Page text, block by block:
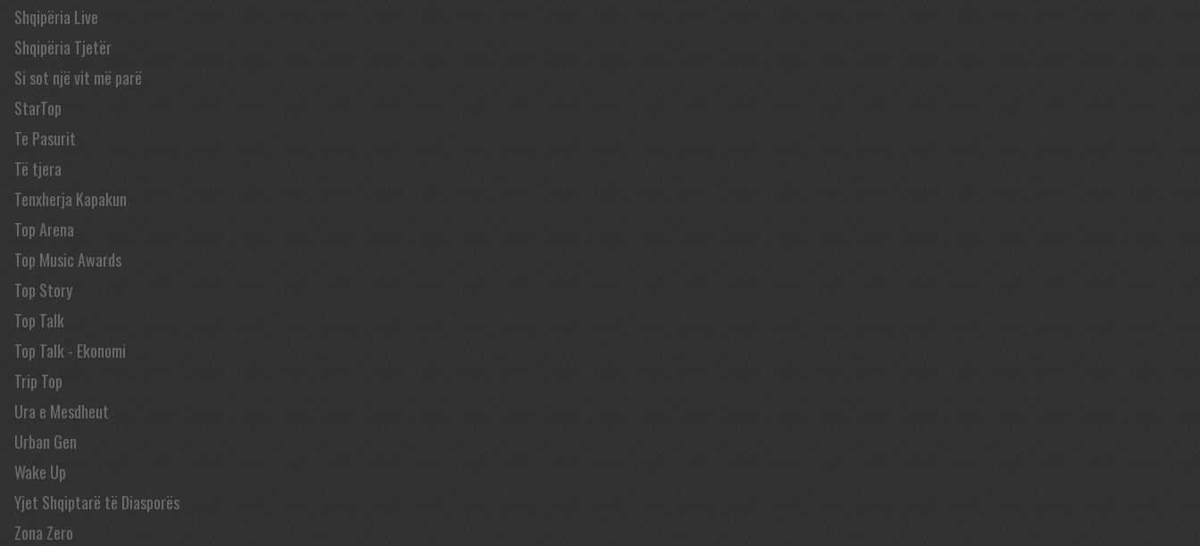
Shqipëria Live
Shqipëria Tjetër
Si sot një vit më parë
StarTop
Te Pasurit
Të tjera
Tenxherja Kapakun
Top Arena
Top Music Awards
Top Story
Top Talk
Top Talk - Ekonomi
Trip Top
Ura e Mesdheut
Urban Gen
Wake Up
Yjet Shqiptarë të Diasporës
Zona Zero